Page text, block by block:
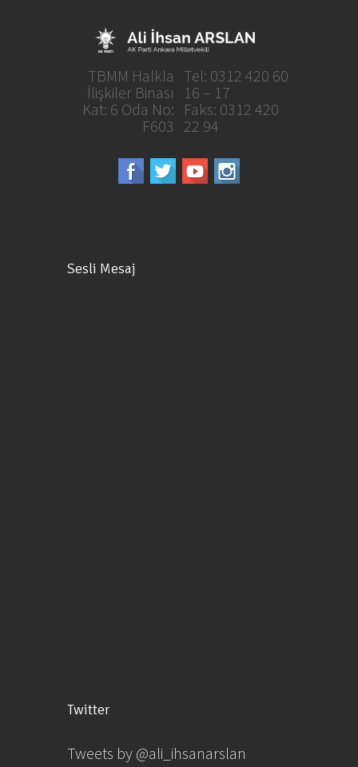
Tel: 0312 420 60
16 – 17
Faks: 0312 420
22 94
TBMM Halkla
İlişkiler Binası
Kat: 6 Oda No:
F603
Sesli Mesaj
Twitter
Tweets by @ali_ihsanarslan